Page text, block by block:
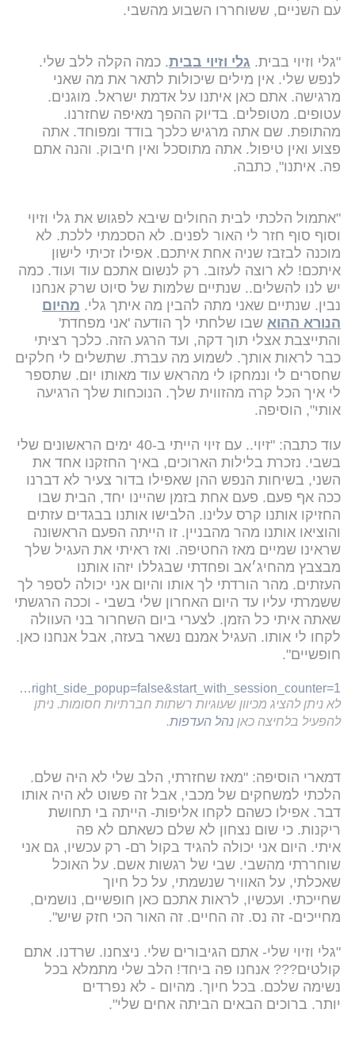
עם השניים, ששוחררו השבוע מהשבי.
"גלי וזיוי בבית. גלי וזיוי בבית. כמה הקלה ללב שלי.
לנפש שלי. אין מילים שיכולות לתאר את מה שאני
מרגישה. אתם כאן איתנו על אדמת ישראל. מוגנים.
עטופים. מטופלים. בדיוק ההפך מאיפה שחזרנו.
מהתופת. שם אתה מרגיש כלכך בודד ומפוחד. אתה
פצוע ואין טיפול. אתה מתוסכל ואין חיבוק. והנה אתם
פה. איתנו", כתבה.
"אתמול הלכתי לבית החולים שיבא לפגוש את גלי וזיוי
וסוף סוף חזר לי האור לפנים. לא הסכמתי ללכת. לא
מוכנה לבזבז שניה אחת איתכם. אפילו זכיתי לישון
איתכם! לא רוצה לעזוב. רק לנשום אתכם עוד ועוד. כמה
יש לנו להשלים.. שנתיים שלמות של סיוט שרק אנחנו
נבין. שנתיים שאני מתה להבין מה איתך גלי. מהיום
הנורא ההוא שבו שלחתי לך הודעה 'אני מפחדת'
והתייצבת אצלי תוך דקה, ועד הרגע הזה. כלכך רציתי
כבר לראות אותך. לשמוע מה עברת. שתשלים לי חלקים
שחסרים לי ונמחקו לי מהראש עוד מאותו יום. שתספר
לי איך הכל קרה מהזווית שלך. הנוכחות שלך הרגיעה
אותי", הוסיפה.
עוד כתבה: "זיוי.. עם זיוי הייתי ב-40 ימים הראשונים שלי
בשבי. נזכרת בלילות הארוכים, באיך החזקנו אחד את
השני, בשיחות הנפש ההן שאפילו בדור צעיר לא דברנו
ככה אף פעם. פעם אחת בזמן שהיינו יחד, הבית שבו
החזיקו אותנו קרס עלינו. הלבישו אותנו בבגדים עזתים
והוציאו אותנו מהר מהבניין. זו הייתה הפעם הראשונה
שראינו שמיים מאז החטיפה. ואז ראיתי את העגיל שלך
מבצבץ מהחיג׳אב ופחדתי שבגללו יזהו אותנו
העזתים. מהר הורדתי לך אותו והיום אני יכולה לספר לך
ששמרתי עליו עד היום האחרון שלי בשבי - וככה הרגשתי
שאתה איתי כל הזמן. לצערי ביום השחרור בני העוולה
לקחו לי אותו. העגיל אמנם נשאר בעזה, אבל אנחנו כאן.
חופשיים".
https://www.instagram.com/reel/DP4ABchArGQ/?igsh=MW9nNTlyZnd1MXF1Nw%3D%3D&fireglass_rsn=true#fireglass_params&tabid=ad1047974ff0d4ea&application_server_address=rbinews24-1-me-west1.prod.fire.glass&popup=true&is_right_side_popup=false&start_with_session_counter=1
לא ניתן להציג מכיוון שעוגיות רשתות חברתיות חסומות. ניתן
להפעיל בלחיצה כאן נהל העדפות.
דמארי הוסיפה: "מאז שחזרתי, הלב שלי לא היה שלם.
הלכתי למשחקים של מכבי, אבל זה פשוט לא היה אותו
דבר. אפילו כשהם לקחו אליפות- הייתה בי תחושת
ריקנות. כי שום נצחון לא שלם כשאתם לא פה
איתי. היום אני יכולה להגיד בקול רם- רק עכשיו, גם אני
שוחררתי מהשבי. שבי של רגשות אשם. על האוכל
שאכלתי, על האוויר שנשמתי, על כל חיוך
שחייכתי. ועכשיו, לראות אתכם כאן חופשיים, נושמים,
מחייכים- זה נס. זה החיים. זה האור הכי חזק שיש".
"גלי וזיוי שלי- אתם הגיבורים שלי. ניצחנו. שרדנו. אתם
קולטים??? אנחנו פה ביחד! הלב שלי מתמלא בכל
נשימה שלכם. בכל חיוך. מהיום - לא נפרדים
יותר. ברוכים הבאים הביתה אחים שלי".